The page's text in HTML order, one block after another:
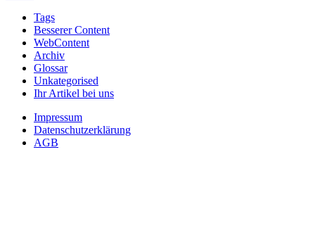
Tags
Besserer Content
WebContent
Archiv
Glossar
Unkategorised
Ihr Artikel bei uns
Impressum
Datenschutzerklärung
AGB